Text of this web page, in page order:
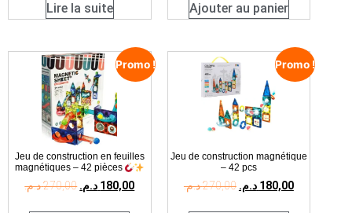
Lire la suite Ajouter au panier
Promo !
Jeu de construction en feuilles
magnétiques – 42 pièces
270,00د.م. 180,00 د.م.
Promo !
Jeu de construction magnétique
– 42 pcs
270,00د.م. 180,00 د.م.